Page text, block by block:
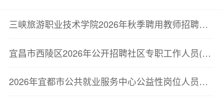
三峡旅游职业技术学院2026年秋季聘用教师招聘公告
宜昌市西陵区2026年公开招聘社区专职工作人员(网格员)体检公告
2026年宜都市公共就业服务中心公益性岗位人员招聘公告